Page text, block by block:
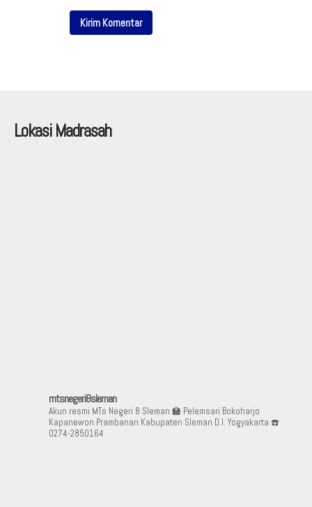
Lokasi Madrasah
mtsnegeri8sleman
Akun resmi MTs Negeri 8 Sleman 🏫 Pelemsari Bokoharjo
Kapanewon Prambanan Kabupaten Sleman D.I. Yogyakarta ☎️
0274-2850164